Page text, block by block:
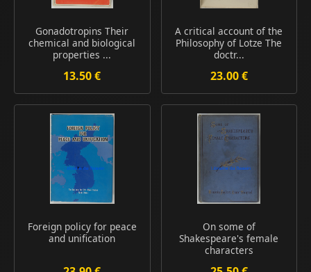
Gonadotropins Their
chemical and biological
properties ...
13.50 €
A critical account of the
Philosophy of Lotze The
doctr...
23.00 €
Foreign policy for peace
and unification
On some of
Shakespeare's female
characters